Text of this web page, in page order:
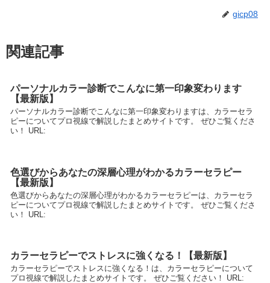
gicp08
関連記事
パーソナルカラー診断でこんなに第一印象変わります
【最新版】
パーソナルカラー診断でこんなに第一印象変わりますは、カラーセラ
ピーについてプロ視線で解説したまとめサイトです。 ぜひご覧くださ
い！ URL:
色選びからあなたの深層心理がわかるカラーセラピー
【最新版】
色選びからあなたの深層心理がわかるカラーセラピーは、カラーセラ
ピーについてプロ視線で解説したまとめサイトです。 ぜひご覧くださ
い！ URL:
カラーセラピーでストレスに強くなる！【最新版】
カラーセラピーでストレスに強くなる！は、カラーセラピーについて
プロ視線で解説したまとめサイトです。 ぜひご覧ください！ URL: